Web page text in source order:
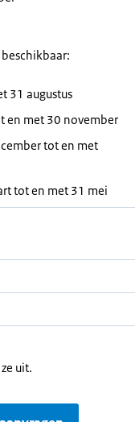
31 augustus
en met 30 november
tot en met
tot en met 31 mei
uit.